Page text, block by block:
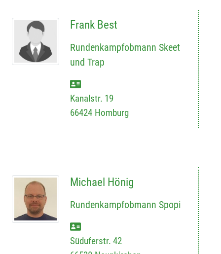
Frank Best
Rundenkampfobmann Skeet
und Trap
Kanalstr. 19
66424 Homburg
Michael Hönig
Rundenkampfobmann Spopi
Süduferstr. 42